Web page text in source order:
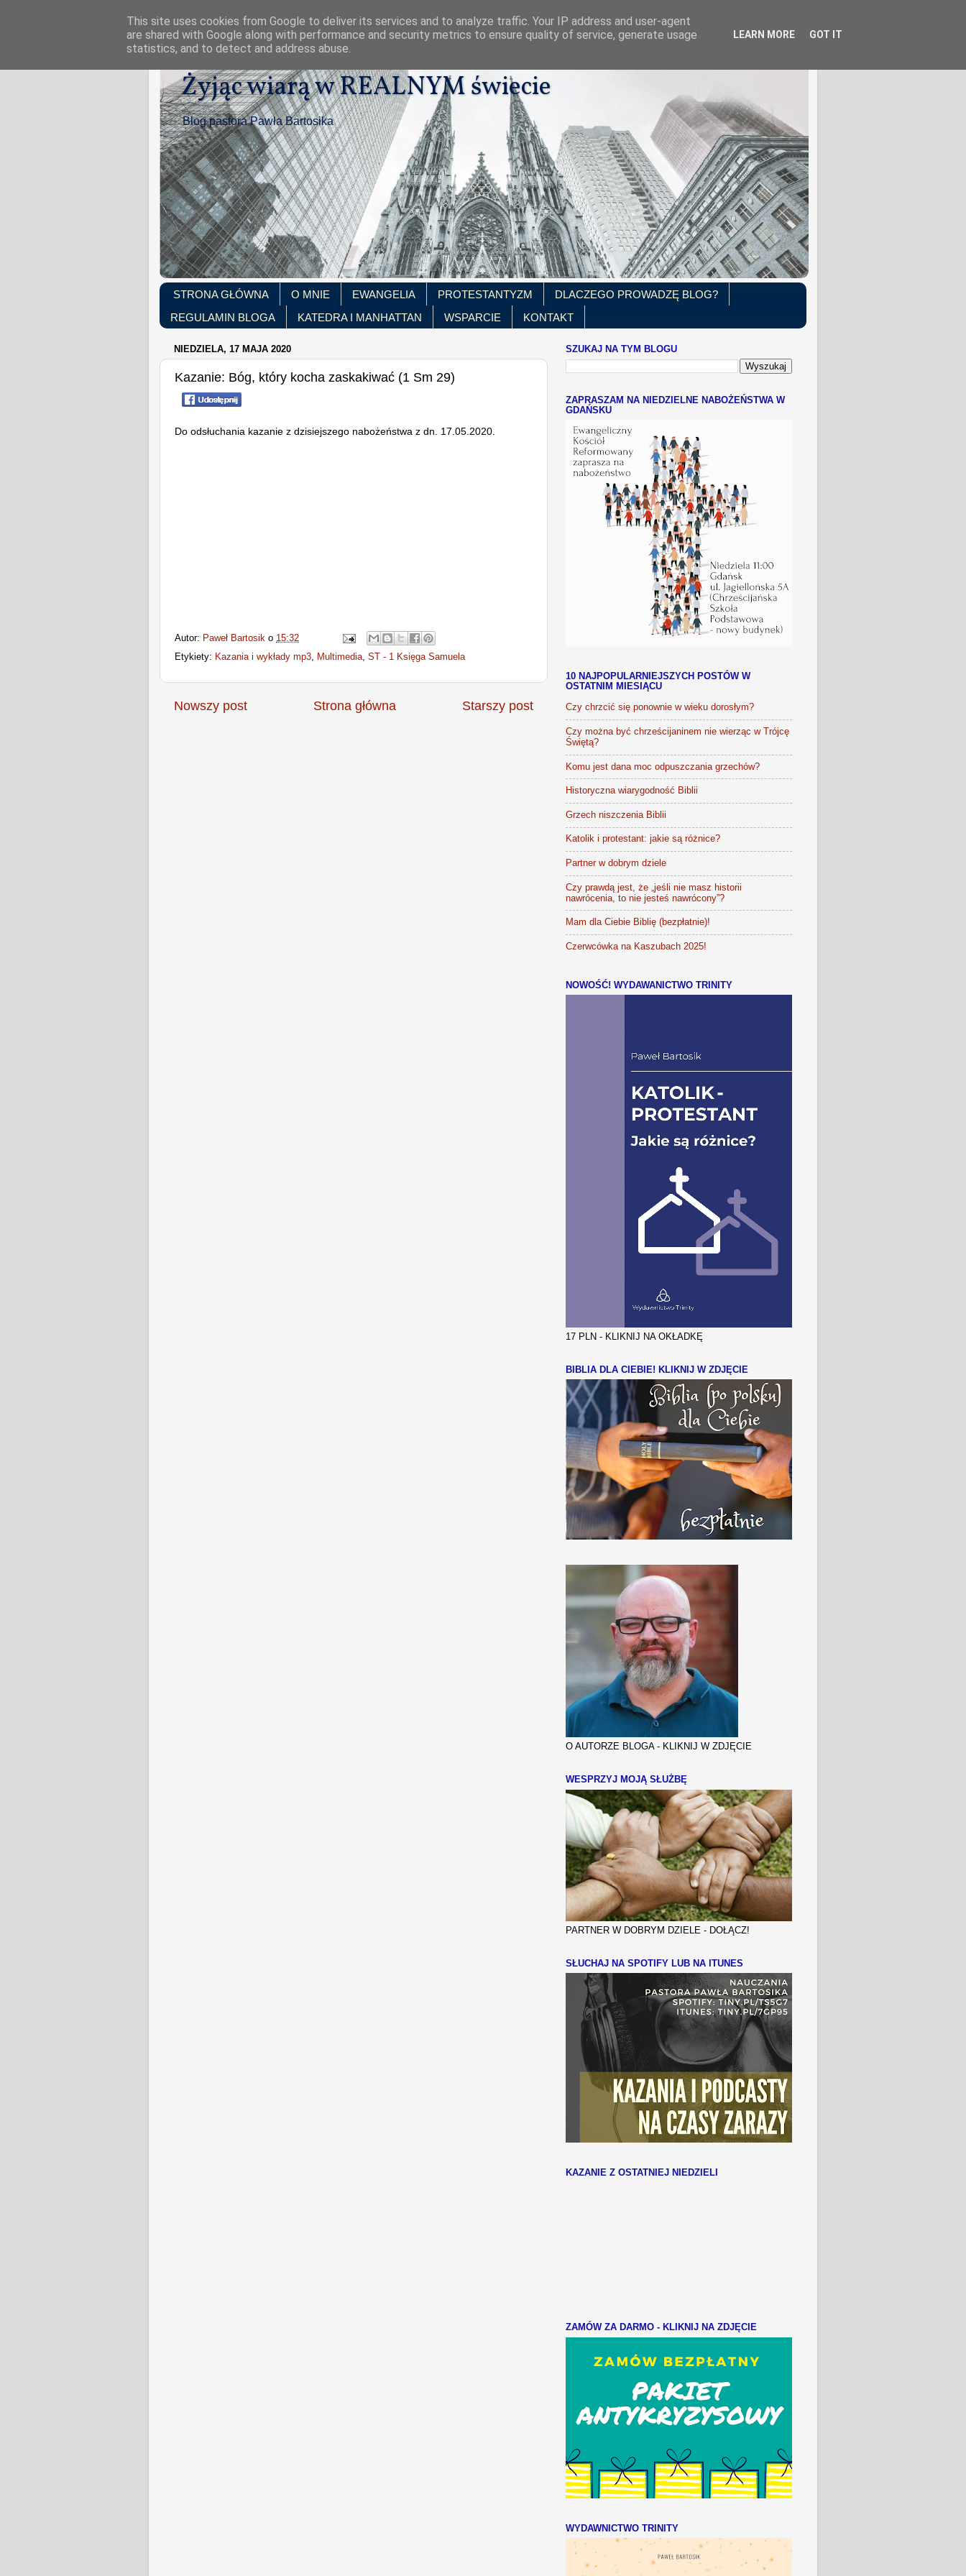
Żyjąc wiarą w REALNYM świecie
Blog pastora Pawła Bartosika
STRONA GŁÓWNA O MNIE EWANGELIA PROTESTANTYZM
DLACZEGO PROWADZĘ BLOG?
REGULAMIN BLOGA
KATEDRA I MANHATTAN WSPARCIE KONTAKT
NIEDZIELA, 17 MAJA 2020
Kazanie: Bóg, który kocha zaskakiwać (1 Sm 29)
Do odsłuchania kazanie z dzisiejszego nabożeństwa z dn. 17.05.2020.
Autor: Paweł Bartosik o 15:32
Etykiety: Kazania i wykłady mp3, Multimedia, ST - 1 Księga Samuela
Nowszy post Starszy post
Strona główna
SZUKAJ NA TYM BLOGU
ZAPRASZAM NA NIEDZIELNE NABOŻEŃSTWA W
GDAŃSKU
10 NAJPOPULARNIEJSZYCH POSTÓW W
OSTATNIM MIESIĄCU
Czy chrzcić się ponownie w wieku dorosłym?
Czy można być chrześcijaninem nie wierząc w Trójcę
Świętą?
Komu jest dana moc odpuszczania grzechów?
Historyczna wiarygodność Biblii
Grzech niszczenia Biblii
Katolik i protestant: jakie są różnice?
Partner w dobrym dziele
Czy prawdą jest, że „jeśli nie masz historii
nawrócenia, to nie jesteś nawrócony”?
Mam dla Ciebie Biblię (bezpłatnie)!
Czerwcówka na Kaszubach 2025!
NOWOŚĆ! WYDAWANICTWO TRINITY
17 PLN - KLIKNIJ NA OKŁADKĘ
BIBLIA DLA CIEBIE! KLIKNIJ W ZDJĘCIE
O AUTORZE BLOGA - KLIKNIJ W ZDJĘCIE
WESPRZYJ MOJĄ SŁUŻBĘ
PARTNER W DOBRYM DZIELE - DOŁĄCZ!
SŁUCHAJ NA SPOTIFY LUB NA ITUNES
KAZANIE Z OSTATNIEJ NIEDZIELI
ZAMÓW ZA DARMO - KLIKNIJ NA ZDJĘCIE
WYDAWNICTWO TRINITY
This site uses cookies from Google to deliver its services and to analyze traffic. Your IP address and user-agent
are shared with Google along with performance and security metrics to ensure quality of service, generate usage
statistics, and to detect and address abuse.
LEARN MORE GOT IT